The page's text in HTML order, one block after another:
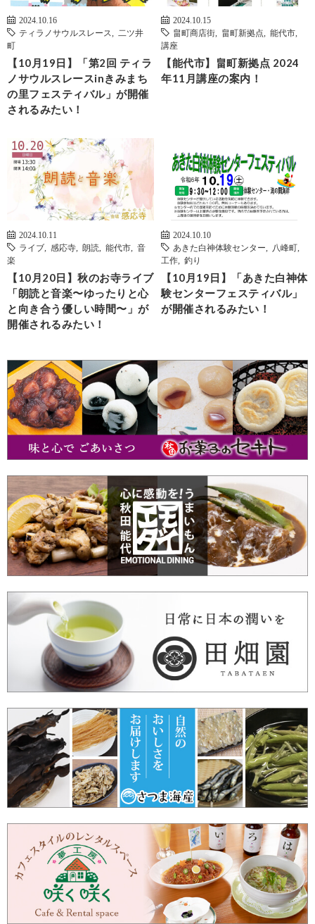
2024.10.16
ティラノサウルスレース
二ツ井
町
【10月19日】「第2回 ティラ
ノサウルスレースinきみまち
の里フェスティバル」が開催
されるみたい！
2024.10.15
畠町商店街
畠町新拠点 能代市
講座
【能代市】畠町新拠点 2024
年11月講座の案内！
2024.10.11
ライブ
感応寺 朗読 能代市
音
楽
【10月20日】秋のお寺ライブ
「朗読と音楽〜ゆったりと心
と向き合う優しい時間〜」が
開催されるみたい！
2024.10.10
あきた白神体験センター
八峰町
工作
釣り
【10月19日】「あきた白神体
験センターフェスティバル」
が開催されるみたい！